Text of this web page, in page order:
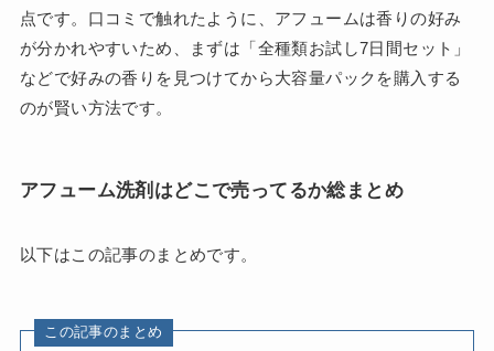
点です。口コミで触れたように、アフュームは香りの好み
が分かれやすいため、まずは「全種類お試し7日間セット」
などで好みの香りを見つけてから大容量パックを購入する
のが賢い方法です。
アフューム洗剤はどこで売ってるか総まとめ
以下はこの記事のまとめです。
この記事のまとめ